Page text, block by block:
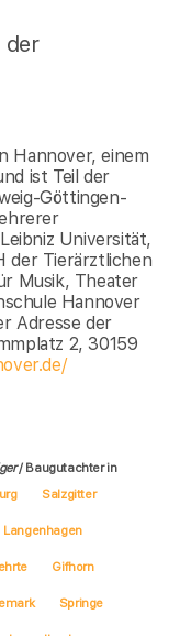
der
Hannover, einem
ist Teil der
Göttingen-
Universität,
der Tierärztlichen
Musik, Theater
Hannover
Adresse der
2, 30159
/ Baugutachter in
Salzgitter
Langenhagen
Gifhorn
Springe